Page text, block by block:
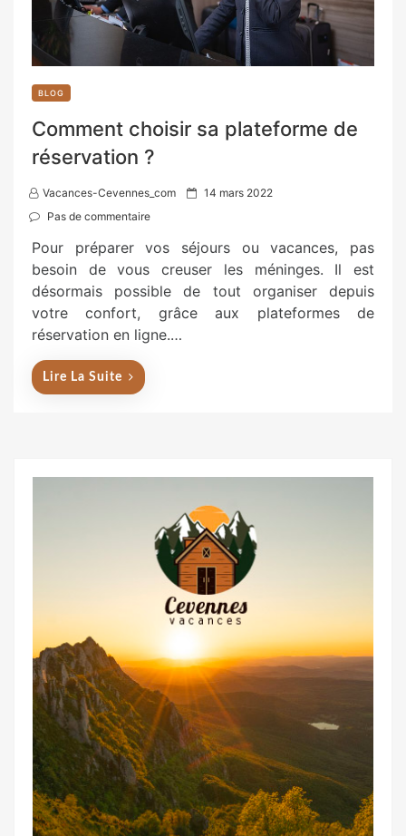
BLOG
Comment choisir sa plateforme de
réservation ?
Vacances-Cevennes_com
P
t
e
d
o
14 mars 2022
Pas de commentaire
Pour préparer vos séjours ou vacances, pas
besoin de vous creuser les méninges. Il est
désormais possible de tout organiser depuis
votre confort, grâce aux plateformes de
réservation en ligne.…
Lire La Suite